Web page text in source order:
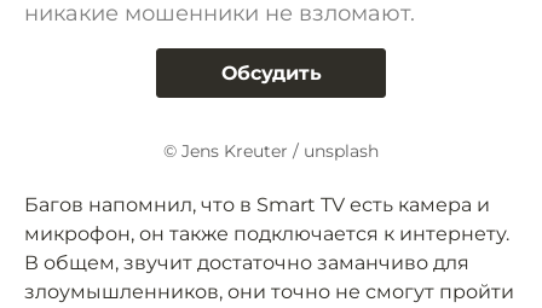
никакие мошенники не взломают.
Обсудить
© Jens Kreuter / unsplash
Багов напомнил, что в Smart TV есть камера и
микрофон, он также подключается к интернету.
В общем, звучит достаточно заманчиво для
злоумышленников, они точно не смогут пройти